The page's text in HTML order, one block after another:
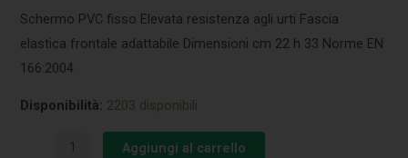
Schermo PVC fisso Elevata resistenza agli urti Fascia
elastica frontale adattabile Dimensioni cm 22 h 33 Norme EN
166:2004
Disponibilità: 2203 disponibili
Aggiungi al carrello